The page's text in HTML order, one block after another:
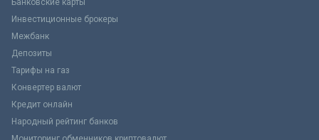
Инвестиционные брокеры
Межбанк
Депозиты
Тарифы на газ
Конвертер валют
Кредит онлайн
Народный рейтинг банков